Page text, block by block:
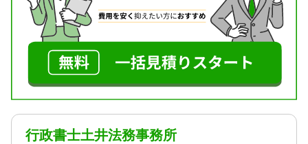
行政書士土井法務事務所